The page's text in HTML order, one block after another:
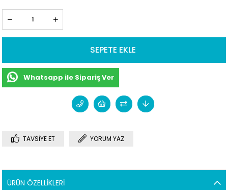
Whatsapp ile Sipariş Ver
TAVSIYE ET YORUM YAZ
ÜRÜN ÖZELLIKLERI